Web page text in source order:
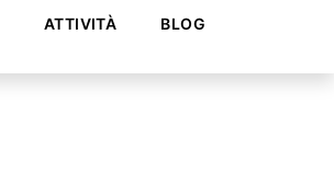
ATTIVITÀ BLOG